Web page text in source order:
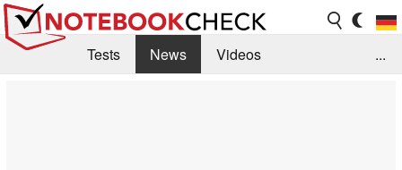
Tests News
Videos
...